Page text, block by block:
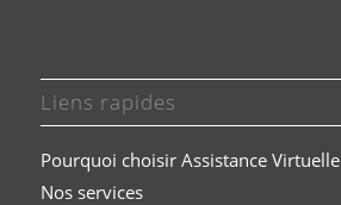
Liens rapides
Pourquoi choisir Assistance Virtuelle
Nos services